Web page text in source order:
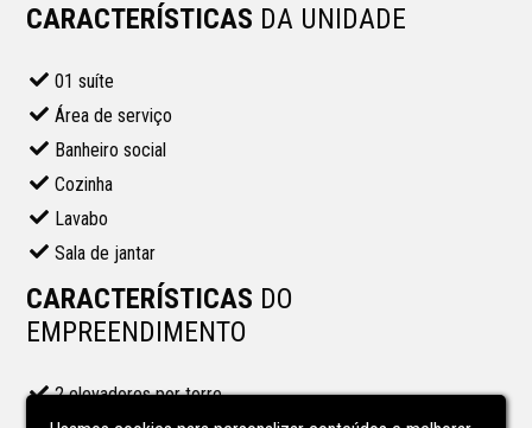
CARACTERÍSTICAS DA UNIDADE
01 suíte
Área de serviço
Banheiro social
Cozinha
Lavabo
Sala de jantar
CARACTERÍSTICAS DO
EMPREENDIMENTO
2 elevadores por torre